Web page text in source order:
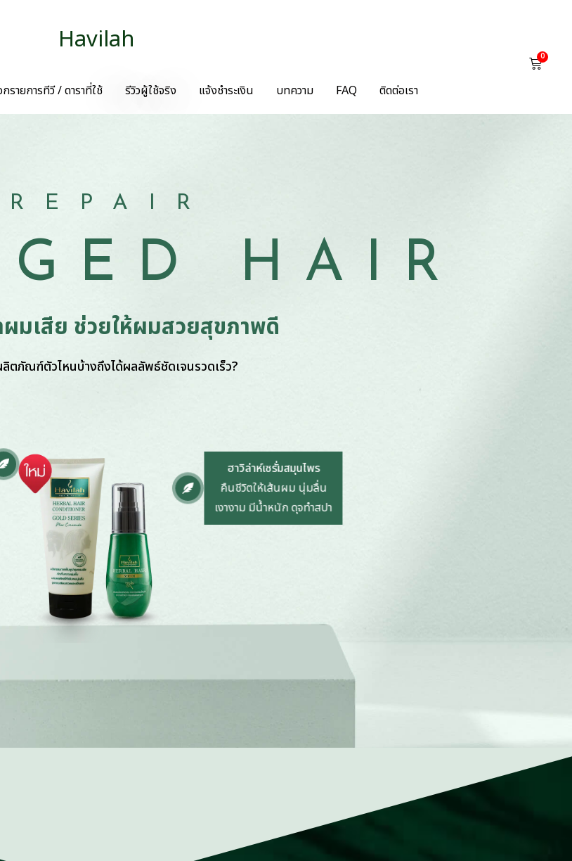
Havilah
รายการทีวี / ดาราที่ใช้ รีวิวผู้ใช้จริง แจ้งชำระเงิน บทความ FAQ ติดต่อเรา
0
REPAIR
HAIR
มเสีย ช่วยให้ผมสวยสุขภาพดี
ตภัณฑ์ตัวไหนบ้างถึงได้ผลลัพธ์ชัดเจนรวดเร็ว?
ฮาวิล่าห์เซรั่มสมุนไพร
คืนชีวิตให้เส้นผม นุ่มลื่น
เงางาม มีน้ำหนัก ดุจทำสปา